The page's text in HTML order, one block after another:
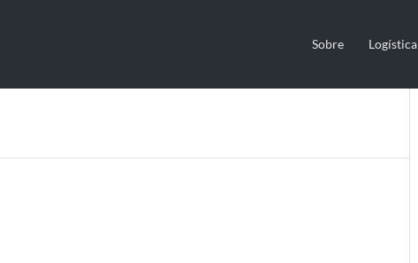
Sobre Logística